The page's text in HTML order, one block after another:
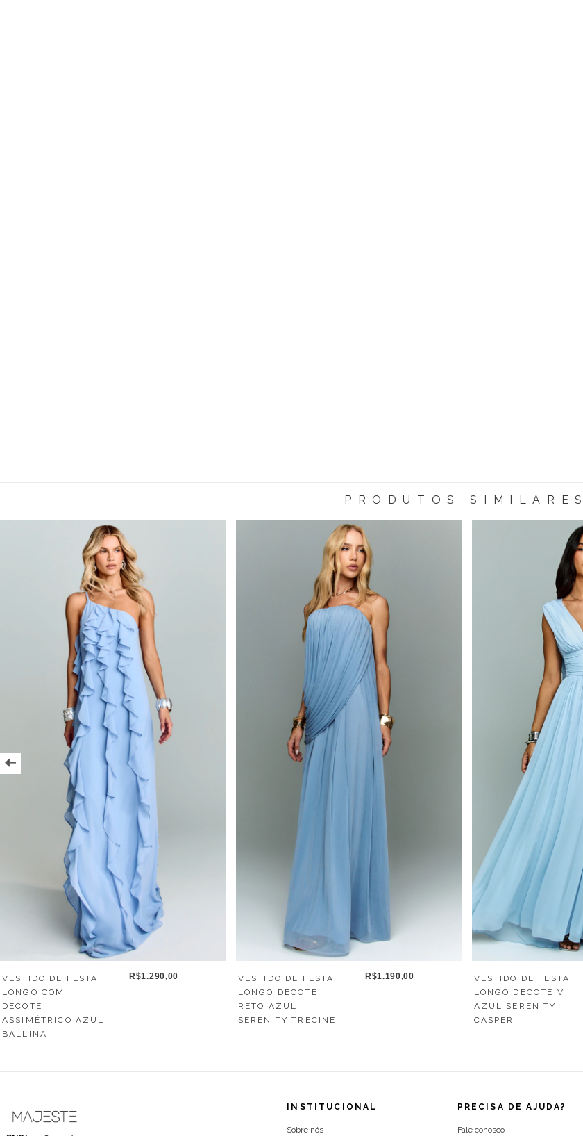
PRODUTOS SIMILARES
VESTIDO DE FESTA
LONGO COM
DECOTE
ASSIMÉTRICO AZUL
BALLINA
R$1.290,00
VESTIDO DE FESTA
LONGO DECOTE
RETO AZUL
SERENITY TRECINE
R$1.190,00
VESTIDO DE FESTA
LONGO DECOTE V
AZUL SERENITY
CASPER
INSTITUCIONAL
Sobre nós
PRECISA DE AJUDA?
Fale conosco